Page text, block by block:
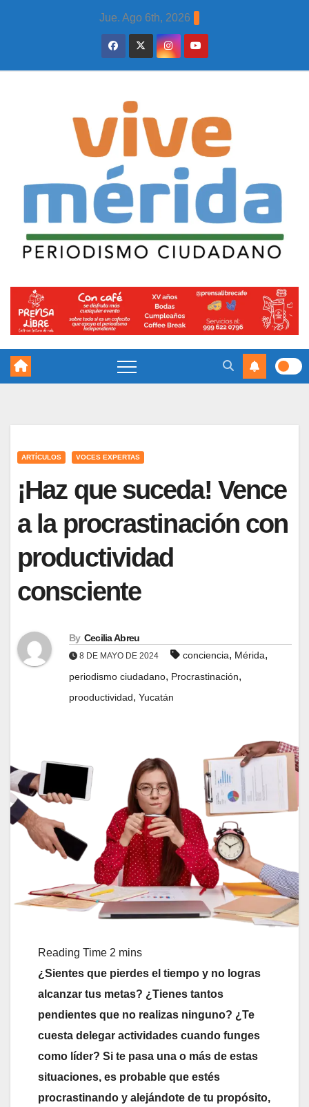
Jue. Ago 6th, 2026
ARTÍCULOS VOCES EXPERTAS
¡Haz que suceda! Vence
a la procrastinación con
productividad
consciente
By Cecilia Abreu
8 DE MAYO DE 2024 conciencia, Mérida,
periodismo ciudadano, Procrastinación,
prooductividad, Yucatán
¿Sientes que pierdes el tiempo y no logras
alcanzar tus metas? ¿Tienes tantos
pendientes que no realizas ninguno? ¿Te
cuesta delegar actividades cuando funges
como líder? Si te pasa una o más de estas
situaciones, es probable que estés
procrastinando y alejándote de tu propósito,